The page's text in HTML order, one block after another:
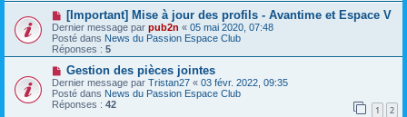
[Important] Mise à jour des profils - Avantime et Espace V
Dernier message par pub2n « 05 mai 2020, 07:48
Posté dans News du Passion Espace Club
Réponses : 5
Gestion des pièces jointes
Dernier message par Tristan27 « 03 févr. 2022, 09:35
Posté dans News du Passion Espace Club
Réponses : 42 1 2